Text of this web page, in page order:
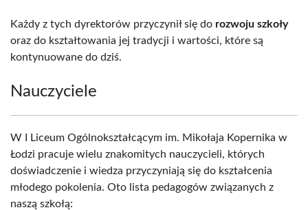
Każdy z tych dyrektorów przyczynił się do rozwoju szkoły
oraz do kształtowania jej tradycji i wartości, które są
kontynuowane do dziś.
Nauczyciele
W I Liceum Ogólnokształcącym im. Mikołaja Kopernika w
Łodzi pracuje wielu znakomitych nauczycieli, których
doświadczenie i wiedza przyczyniają się do kształcenia
młodego pokolenia. Oto lista pedagogów związanych z
naszą szkołą: